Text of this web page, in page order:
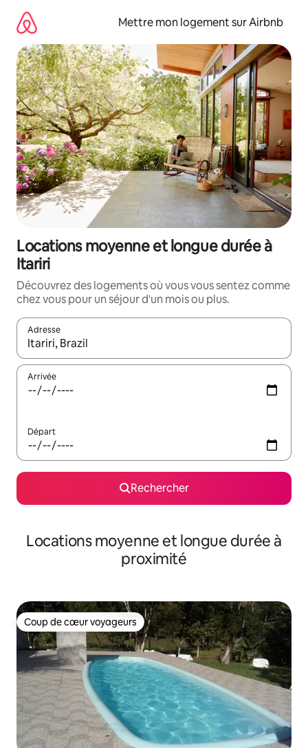
directement
contenu
Mettre mon logement sur Airbnb
Locations moyenne et longue durée à
Itariri
Découvrez des logements où vous vous sentez comme
chez vous pour un séjour d'un mois ou plus.
Adresse
Lorsque les résultats s'affichent, utilisez les flèches vers le
Arrivée
Départ
Rechercher
Locations moyenne et longue durée à
proximité
Coup de cœur voyageurs
Coup de cœur voyageurs